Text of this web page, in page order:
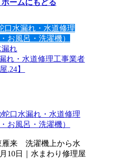
ホームにもどる
口水漏れ・水道修理
お風呂・洗濯機）
れ
れ・水道修理工事業者
.24】
口水漏れ・水道修理
お風呂・洗濯機）
雁来 洗濯機上から水
10日｜水まわり修理屋